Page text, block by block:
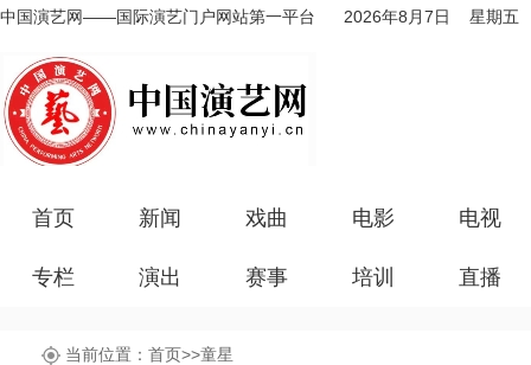
中国演艺网——国际演艺门户网站第一平台 2026年8月7日 星期五
首页 新闻 戏曲 电影 电视
专栏 演出 赛事 培训 直播
当前位置： 首页>>童星